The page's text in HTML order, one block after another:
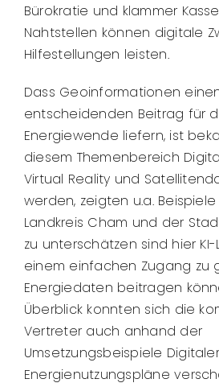
Bürokratie und klammer
Nahtstellen können digitale
Hilfestellungen leisten.
Dass Geoinformationen
entscheidenden Beitrag für
Energiewende liefern, ist
diesem Themenbereich
Virtual Reality und
werden, zeigten u.a.
Landkreis Cham und der
zu unterschätzen sind hier
einem einfachen Zugang zu
Energiedaten beitragen
Überblick konnten sich die
Vertreter auch anhand der
Umsetzungsbeispiele Digitaler
Energienutzungspläne